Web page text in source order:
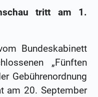
tritt am 1.
Bundeskabinett
„Fünften
Gebührenordnung
am 20. September